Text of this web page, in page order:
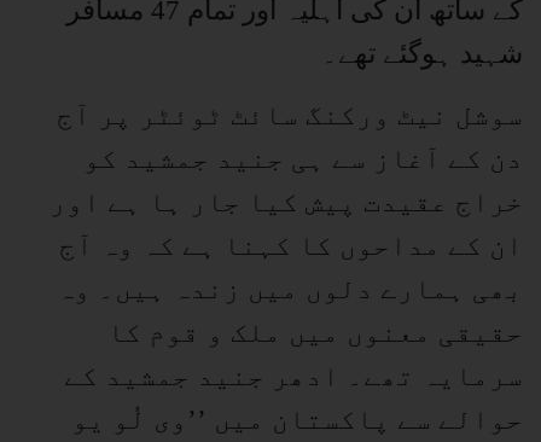
کے ساتھ ان کی اہلیہ اور تمام 47 مسافر
شہید ہوگئے تھے۔
سوشل نیٹ ورکنگ سائٹ ٹوئٹر پر آج
دن کے آغاز سے ہی جنید جمشید کو
خراج عقیدت پیش کیا جار ہا ہے اور
ان کے مداحوں کا کہنا ہے کہ وہ آج
بھی ہمارے دلوں میں زندہ ہیں۔ وہ
حقیقی معنوں میں ملک و قوم کا
سرمایہ تھے۔ ادھر جنید جمشید کے
حوالے سے پاکستان میں ’’وی لُو یو